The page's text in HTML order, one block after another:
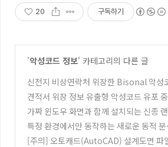
20 구독하기
'악성코드 정보' 카테고리의 다른 글
신천지 비상연락처 위장한 Bisonal 악성
포 중 (2020.03.05)
(0)
견적서 위장 정보 유출형 악성코드 유포
드라이브 이용) (0)
가짜 윈도우 화면과 함께 설치되는 신종
어 국내 발견(*.rezm 확장자)
(0)
특정 환경에서만 동작하는 새로운 동적
회 기법 (0)
[주의] 오토캐드(AutoCAD) 설계도면 파